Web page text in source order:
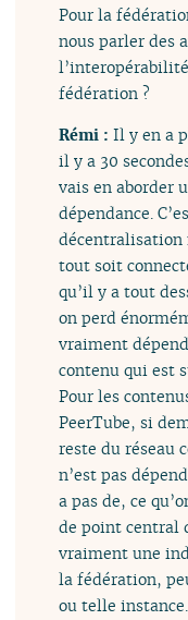
Pour la
nous parler des
fédération ?
Rémi :Il y en a
il y a 30
vais en aborder
dépendance.
décentralisation
tout soit
qu’il y a tout
on perd
vraiment
contenu qui est
Pour les
PeerTube, si
reste du réseau
n’est pas
a pas de, ce
de point central
vraiment une
la fédération,
ou telle